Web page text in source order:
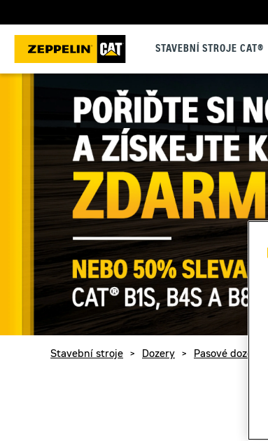
STAVEBNÍ STROJE CAT®
Stavební stroje > Dozery > Pasové dozery